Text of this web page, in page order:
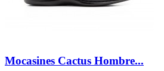
Mocasines Cactus Hombre...